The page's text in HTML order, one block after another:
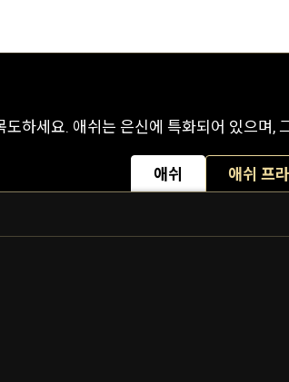
하세요. 애쉬는 은신에 특화되어 있으며,
애쉬 애쉬 프